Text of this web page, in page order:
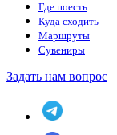
Где поесть
Куда сходить
Маршруты
Сувениры
Задать нам вопрос